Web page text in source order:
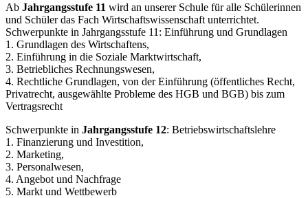
Ab Jahrgangsstufe 11 wird an unserer Schule für alle Schülerinnen
und Schüler das Fach Wirtschaftswissenschaft unterrichtet.
Schwerpunkte in Jahrgangsstufe 11: Einführung und Grundlagen
1. Grundlagen des Wirtschaftens,
2. Einführung in die Soziale Marktwirtschaft,
3. Betriebliches Rechnungswesen,
4. Rechtliche Grundlagen, von der Einführung (öffentliches Recht,
Privatrecht, ausgewählte Probleme des HGB und BGB) bis zum
Vertragsrecht
Schwerpunkte in Jahrgangsstufe 12: Betriebswirtschaftslehre
1. Finanzierung und Investition,
2. Marketing,
3. Personalwesen,
4. Angebot und Nachfrage
5. Markt und Wettbewerb